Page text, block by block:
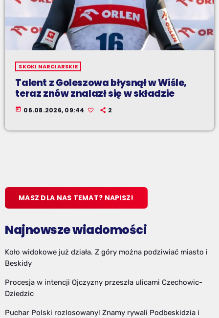
SKOKI NARCIARSKIE
Talent z Goleszowa błysnął w Wiśle,
teraz znów znalazł się w składzie
today 06.08.2026, 09:44 2
MASZ DLA NAS TEMAT? NAPISZ!
Najnowsze wiadomości
Koło widokowe już działa. Z góry można podziwiać miasto i
Beskidy
Procesja w intencji Ojczyzny przeszła ulicami Czechowic-
Dziedzic
Puchar Polski rozlosowany! Znamy rywali Podbeskidzia i